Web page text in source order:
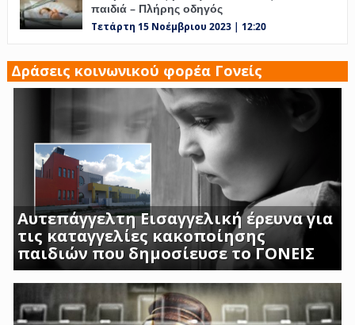
παιδιά – Πλήρης οδηγός
Τετάρτη 15 Νοέμβριου 2023 | 12:20
Δράσεις κοινωνικού φορέα Γονείς
Αυτεπάγγελτη Εισαγγελική έρευνα για
τις καταγγελίες κακοποίησης
παιδιών που δημοσίευσε το ΓΟΝΕΙΣ
ΣΟΚΑΡΟΥΝ ΟΙ ΜΑΡΤΥΡΙΕΣ ΓΟΝΕΩΝ ΚΑΙ
ΠΡΟΣΩΠΙΚΟΥ ΤΟΥ Β ΒΡΕΦΙΚΟΥ ΣΤΑΘΜΟΥ
ΑΣΠΡΟΠΥΡΓΟΥ